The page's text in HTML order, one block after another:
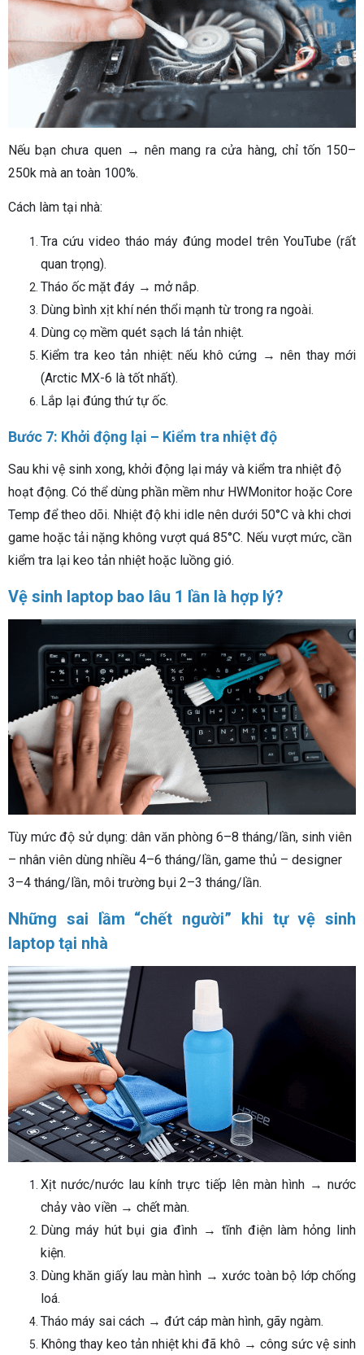
Nếu bạn chưa quen → nên mang ra cửa hàng, chỉ tốn 150–
250k mà an toàn 100%.
Cách làm tại nhà:
Tra cứu video tháo máy đúng model trên YouTube (rất
quan trọng).
Tháo ốc mặt đáy → mở nắp.
Dùng bình xịt khí nén thổi mạnh từ trong ra ngoài.
Dùng cọ mềm quét sạch lá tản nhiệt.
Kiểm tra keo tản nhiệt: nếu khô cứng → nên thay mới
(Arctic MX-6 là tốt nhất).
Lắp lại đúng thứ tự ốc.
Bước 7: Khởi động lại – Kiểm tra nhiệt độ
Sau khi vệ sinh xong, khởi động lại máy và kiểm tra nhiệt độ
hoạt động. Có thể dùng phần mềm như HWMonitor hoặc Core
Temp để theo dõi. Nhiệt độ khi idle nên dưới 50°C và khi chơi
game hoặc tải nặng không vượt quá 85°C. Nếu vượt mức, cần
kiểm tra lại keo tản nhiệt hoặc luồng gió.
Vệ sinh laptop bao lâu 1 lần là hợp lý?
Tùy mức độ sử dụng: dân văn phòng 6–8 tháng/lần, sinh viên
– nhân viên dùng nhiều 4–6 tháng/lần, game thủ – designer
3–4 tháng/lần, môi trường bụi 2–3 tháng/lần.
Những sai lầm “chết người” khi tự vệ sinh
laptop tại nhà
Xịt nước/nước lau kính trực tiếp lên màn hình → nước
chảy vào viền → chết màn.
Dùng máy hút bụi gia đình → tĩnh điện làm hỏng linh
kiện.
Dùng khăn giấy lau màn hình → xước toàn bộ lớp chống
loá.
Tháo máy sai cách → đứt cáp màn hình, gãy ngàm.
Không thay keo tản nhiệt khi đã khô → công sức vệ sinh